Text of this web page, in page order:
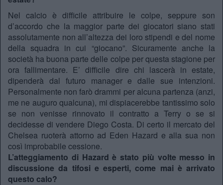
Nel calcio è difficile attribuire le colpe, seppure son
d’accordo che la maggior parte dei giocatori siano stati
assolutamente non all’altezza dei loro stipendi e del nome
della squadra in cui “giocano”. Sicuramente anche la
società ha buona parte delle colpe per questa stagione per
ora fallimentare. E’ difficile dire chi lascerà in estate,
dipenderà dal futuro manager e dalle sue intenzioni.
Personalmente non farò drammi per alcuna partenza (anzi,
me ne auguro qualcuna), mi dispiacerebbe tantissimo solo
se non venisse rinnovato il contratto a Terry o se si
decidesse di vendere Diego Costa. Di certo il mercato del
Chelsea ruoterà attorno ad Eden Hazard e alla sua non
così improbabile cessione.
L’atteggiamento di Hazard è stato più volte messo in
discussione da tifosi e esperti, come mai è arrivato
questo calo?